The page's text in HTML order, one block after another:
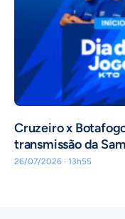
Cruzeiro x
transmissão da
26/07/2026 · 13h55